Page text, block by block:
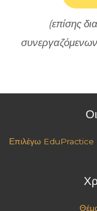
(επίσης
Επιλέγω EduPractice